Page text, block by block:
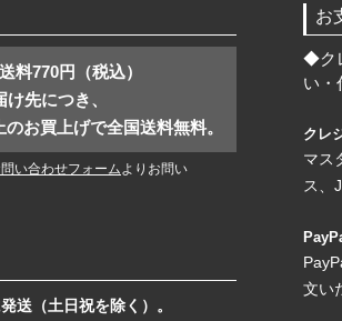
料770円（税込）
け先につき、
お買上げで全国送料無料。
い合わせフォームよりお問い
送（土日祝を除く）。
お
◆ク
い・
クレ
マス
ス、
文い